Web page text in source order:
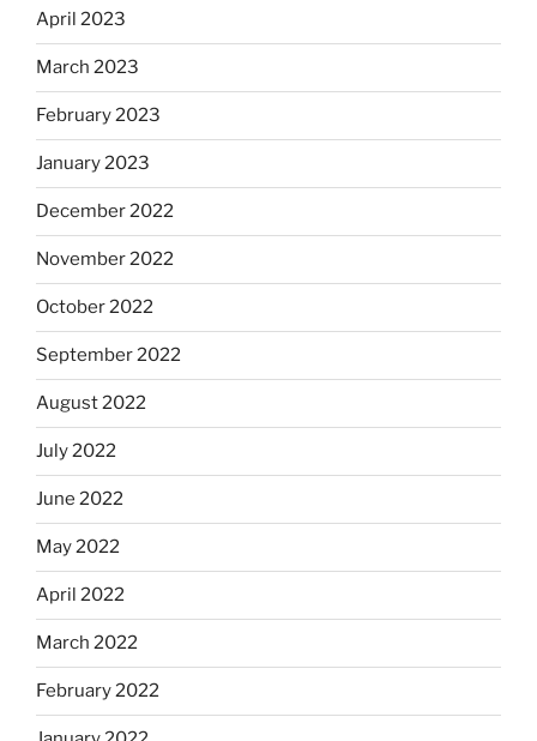
April 2023
March 2023
February 2023
January 2023
December 2022
November 2022
October 2022
September 2022
August 2022
July 2022
June 2022
May 2022
April 2022
March 2022
February 2022